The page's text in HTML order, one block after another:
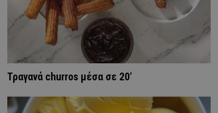
Τραγανά churros μέσα σε 20'